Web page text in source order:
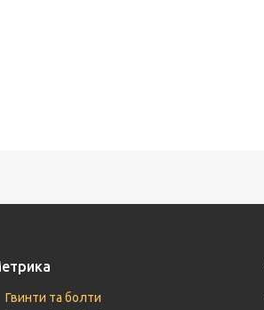
Гвинти та болти